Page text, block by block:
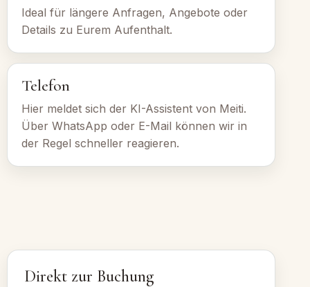
Ideal für längere Anfragen, Angebote oder
Details zu Eurem Aufenthalt.
Telefon
Hier meldet sich der KI-Assistent von Meiti.
Über WhatsApp oder E-Mail können wir in
der Regel schneller reagieren.
Direkt zur Buchung